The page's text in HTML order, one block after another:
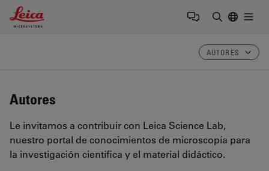
Leica Microsystems Logo
AUTORES
Autores
Le invitamos a contribuir con Leica Science Lab,
nuestro portal de conocimientos de microscopía para
la investigación científica y el material didáctico.